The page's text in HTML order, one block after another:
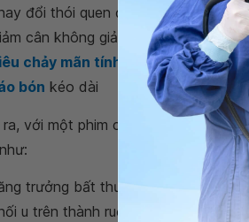
đổi thói quen đại tiện
cân không giải thích được
chảy mãn tính
bón kéo dài
ra, với một phim chụp X-quang đại
trưởng bất thường niêm mạc ruột
u trên thành ruột, không phân